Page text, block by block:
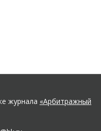
журнала «Арбитражный